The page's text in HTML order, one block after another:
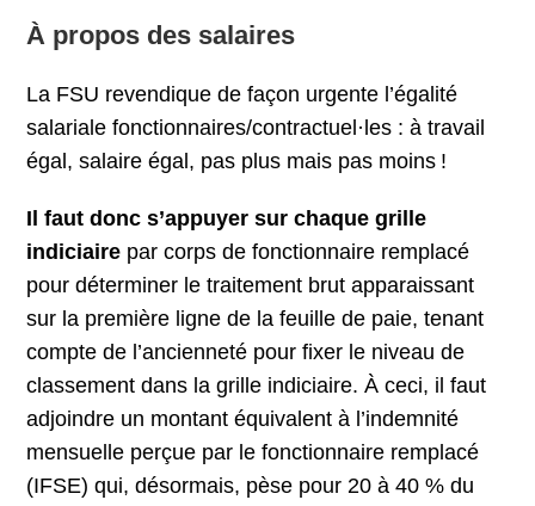
À propos des salaires
La FSU revendique de façon urgente l’égalité
salariale fonctionnaires/contractuel·les : à travail
égal, salaire égal, pas plus mais pas moins !
Il faut donc s’appuyer sur chaque grille
indiciaire par corps de fonctionnaire remplacé
pour déterminer le traitement brut apparaissant
sur la première ligne de la feuille de paie, tenant
compte de l’ancienneté pour fixer le niveau de
classement dans la grille indiciaire. À ceci, il faut
adjoindre un montant équivalent à l’indemnité
mensuelle perçue par le fonctionnaire remplacé
(IFSE) qui, désormais, pèse pour 20 à 40 % du